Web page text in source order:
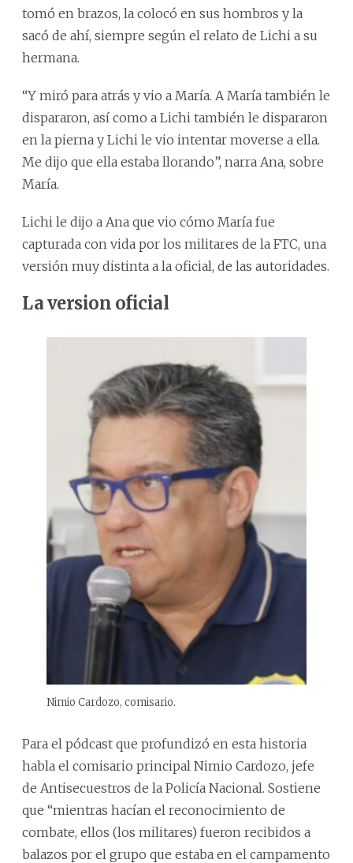
tomó en brazos, la colocó en sus hombros y la
sacó de ahí, siempre según el relato de Lichi a su
hermana.
“Y miró para atrás y vio a María. A María también le
dispararon, así como a Lichi también le dispararon
en la pierna y Lichi le vio intentar moverse a ella.
Me dijo que ella estaba llorando”, narra Ana, sobre
María.
Lichi le dijo a Ana que vio cómo María fue
capturada con vida por los militares de la FTC, una
versión muy distinta a la oficial, de las autoridades.
La version oficial
Nimio Cardozo, comisario.
Para el pódcast que profundizó en esta historia
habla el comisario principal Nimio Cardozo, jefe
de Antisecuestros de la Policía Nacional. Sostiene
que “mientras hacían el reconocimiento de
combate, ellos (los militares) fueron recibidos a
balazos por el grupo que estaba en el campamento